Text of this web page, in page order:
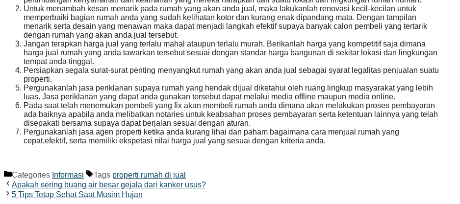
Untuk menambah kesan menarik pada rumah yang akan anda jual, maka lakukanlah renovasi kecil-kecilan untuk
memperbaiki bagian rumah anda yang sudah kelihatan kotor dan kurang enak dipandang mata. Dengan tampilan
menarik serta desain yang menawan maka dapat menjadi langkah efektif supaya banyak calon pembeli yang tertarik
dengan rumah yang akan anda jual tersebut.
Jangan terapkan harga jual yang terlalu mahal ataupun terlalu murah. Berikanlah harga yang kompetitif saja dimana
harga jual rumah yang anda tawarkan tersebut sesuai dengan standar harga bangunan di sekitar lokasi dan lingkungan
tempat anda tinggal.
Persiapkan segala surat-surat penting menyangkut rumah yang akan anda jual sebagai syarat legalitas penjualan suatu
properti.
Pergunakanlah jasa periklanan supaya rumah yang hendak dijual diketahui oleh ruang lingkup masyarakat yang lebih
luas. Jasa periklanan yang dapat anda gunakan tersebut dapat melalui media offline maupun media online.
Pada saat telah menemukan pembeli yang fix akan membeli rumah anda dimana akan melakukan proses pembayaran
ada baiknya apabila anda melibatkan notaries untuk keabsahan proses pembayaran serta ketentuan lainnya yang telah
disepakati bersama supaya dapat berjalan sesuai dengan aturan.
Pergunakanlah jasa agen properti ketika anda kurang lihai dan paham bagaimana cara menjual rumah yang
cepat,efektif, serta memiliki ekspetasi nilai harga jual yang sesuai dengan kriteria anda.
Categories Informasi Tags properti rumah di jual
Apakah sering buang air besar gejala dari kanker usus?
5 Tips Tetap Sehat Saat Musim Hujan